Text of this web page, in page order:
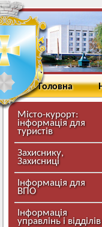
Головна
Місто-курорт:
інформація для
туристів
Захиснику,
Захисниці
Інформація для
ВПО
Інформація
управлінь і відділів